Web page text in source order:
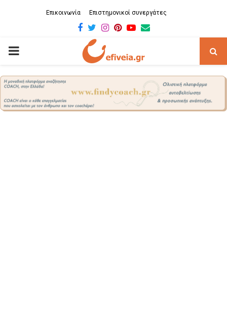
Επικοινωνία Επιστημονικοί συνεργάτες
Facebook
TwitterInstagram
Pinterest
Youtube
Email
PRIMARY
MENU